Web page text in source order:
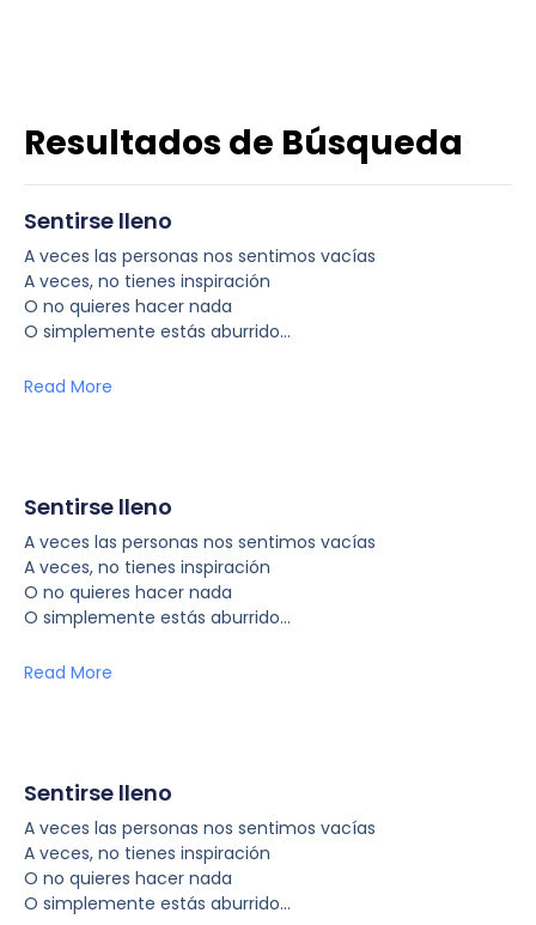
Resultados de Búsqueda
Sentirse lleno
A veces las personas nos sentimos vacías
A veces, no tienes inspiración
O no quieres hacer nada
O simplemente estás aburrido…
Read More
Sentirse lleno
A veces las personas nos sentimos vacías
A veces, no tienes inspiración
O no quieres hacer nada
O simplemente estás aburrido…
Read More
Sentirse lleno
A veces las personas nos sentimos vacías
A veces, no tienes inspiración
O no quieres hacer nada
O simplemente estás aburrido…